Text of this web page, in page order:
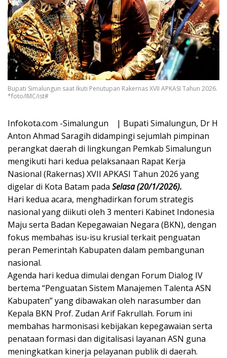
Bupati Simalungun saat Ikuti Penutupan Rakernas XVII APKASI Tahun 2026.
*foto/IMC/ist#
Infokota.com -Simalungun | Bupati Simalungun, Dr H
Anton Ahmad Saragih didampingi sejumlah pimpinan
perangkat daerah di lingkungan Pemkab Simalungun
mengikuti hari kedua pelaksanaan Rapat Kerja
Nasional (Rakernas) XVII APKASI Tahun 2026 yang
digelar di Kota Batam pada Selasa (20/1/2026).
Hari kedua acara, menghadirkan forum strategis
nasional yang diikuti oleh 3 menteri Kabinet Indonesia
Maju serta Badan Kepegawaian Negara (BKN), dengan
fokus membahas isu-isu krusial terkait penguatan
peran Pemerintah Kabupaten dalam pembangunan
nasional.
Agenda hari kedua dimulai dengan Forum Dialog IV
bertema “Penguatan Sistem Manajemen Talenta ASN
Kabupaten” yang dibawakan oleh narasumber dan
Kepala BKN Prof. Zudan Arif Fakrullah. Forum ini
membahas harmonisasi kebijakan kepegawaian serta
penataan formasi dan digitalisasi layanan ASN guna
meningkatkan kinerja pelayanan publik di daerah.